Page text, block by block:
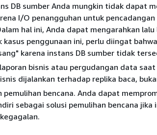
DB sumber Anda mungkin tidak dapat
I/O penangguhan untuk
hal ini, Anda dapat mengarahkan
kasus penggunaan ini, perlu diingat
karena instans DB sumber tidak
bisnis atau pergudangan data
dijalankan terhadap replika baca,
pemulihan bencana. Anda dapat
sebagai solusi pemulihan bencana jika